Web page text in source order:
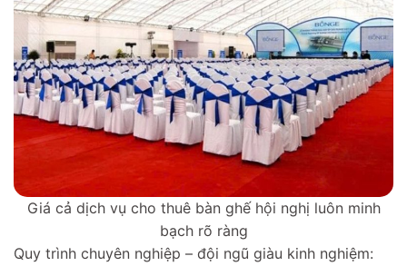
Giá cả dịch vụ cho thuê bàn ghế hội nghị luôn minh
bạch rõ ràng
Quy trình chuyên nghiệp – đội ngũ giàu kinh nghiệm: